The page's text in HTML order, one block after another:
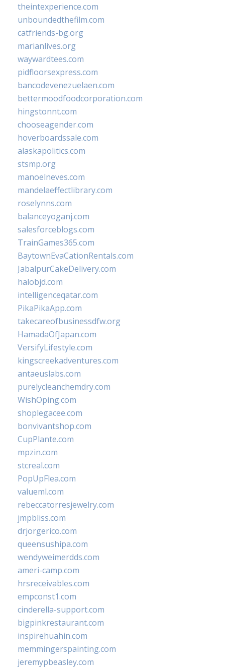
theintexperience.com
unboundedthefilm.com
catfriends-bg.org
marianlives.org
waywardtees.com
pidfloorsexpress.com
bancodevenezuelaen.com
bettermoodfoodcorporation.com
hingstonnt.com
chooseagender.com
hoverboardssale.com
alaskapolitics.com
stsmp.org
manoelneves.com
mandelaeffectlibrary.com
roselynns.com
balanceyoganj.com
salesforceblogs.com
TrainGames365.com
BaytownEvaCationRentals.com
JabalpurCakeDelivery.com
halobjd.com
intelligenceqatar.com
PikaPikaApp.com
takecareofbusinessdfw.org
HamadaOfJapan.com
VersifyLifestyle.com
kingscreekadventures.com
antaeuslabs.com
purelycleanchemdry.com
WishOping.com
shoplegacee.com
bonvivantshop.com
CupPlante.com
mpzin.com
stcreal.com
PopUpFlea.com
valueml.com
rebeccatorresjewelry.com
jmpbliss.com
drjorgerico.com
queensushipa.com
wendyweimerdds.com
ameri-camp.com
hrsreceivables.com
empconst1.com
cinderella-support.com
bigpinkrestaurant.com
inspirehuahin.com
memmingerspainting.com
jeremypbeasley.com